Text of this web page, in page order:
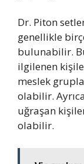
Dr. Piton
genellikle
bulunabilir.
ilgilenen
meslek
olabilir.
uğraşan
olabilir.